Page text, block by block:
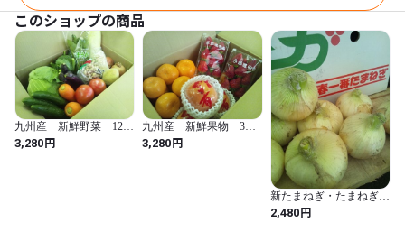
常温での配送となります。
出荷されたままの状態、または10kg用の箱に詰め替えてお届け
します。
梱包用の箱はコスト軽減のために使用済みを再利用する場合があ
ります。
●注意事項・備考
販売期間4月中旬～8月下旬。
販売開始日、販売終了日は追ってご案内いたしますのでご確認く
内容が選果の際に発生するサイズが小さいもの、変形・傷有り、
農家の方々ありがとうございました♪
このショップの商品
九州産 新鮮野菜 12品
目 詰合せセット
3,280円
九州産 新鮮果物 3品
目 詰合せセット
3,280円
新たまねぎ・たまねぎ
佐賀県産 1ケース 約
5kg
2,480円